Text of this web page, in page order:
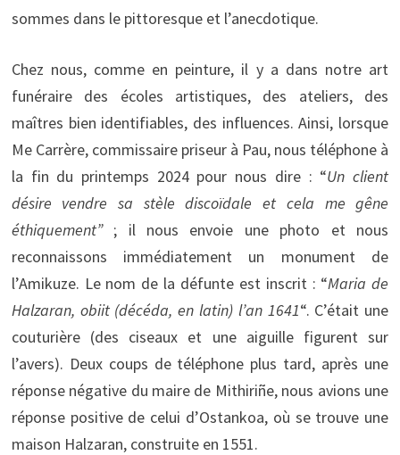
sommes dans le pittoresque et l’anecdotique.
Chez nous, comme en peinture, il y a dans notre art
funéraire des écoles artistiques, des ateliers, des
maîtres bien identifiables, des influences. Ainsi, lorsque
Me Carrère, commissaire priseur à Pau, nous téléphone à
la fin du printemps 2024 pour nous dire : “Un client
désire vendre sa stèle discoïdale et cela me gêne
éthiquement”; il nous envoie une photo et nous
reconnaissons immédiatement un monument de
l’Amikuze. Le nom de la défunte est inscrit : “Maria de
Halzaran, obiit (décéda, en latin) l’an 1641“. C’était une
couturière (des ciseaux et une aiguille figurent sur
l’avers). Deux coups de téléphone plus tard, après une
réponse négative du maire de Mithiriñe, nous avions une
réponse positive de celui d’Ostankoa, où se trouve une
maison Halzaran, construite en 1551.